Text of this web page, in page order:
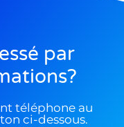
par
téléphone au
ci-dessous.